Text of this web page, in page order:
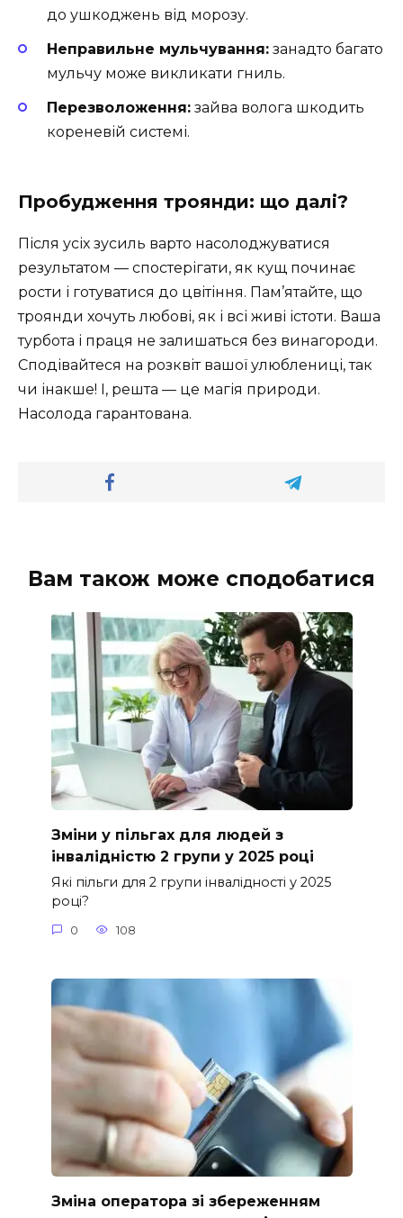
до ушкоджень від морозу.
Неправильне мульчування: занадто багато
мульчу може викликати гниль.
Перезволоження: зайва волога шкодить
кореневій системі.
Пробудження троянди: що далі?
Після усіх зусиль варто насолоджуватися
результатом — спостерігати, як кущ починає
рости і готуватися до цвітіння. Пам’ятайте, що
троянди хочуть любові, як і всі живі істоти. Ваша
турбота і праця не залишаться без винагороди.
Сподівайтеся на розквіт вашої улюблениці, так
чи інакше! І, решта — це магія природи.
Насолода гарантована.
Вам також може сподобатися
Зміни у пільгах для людей з
інвалідністю 2 групи у 2025 році
Які пільги для 2 групи інвалідності у 2025
році?
0 108
Зміна оператора зі збереженням